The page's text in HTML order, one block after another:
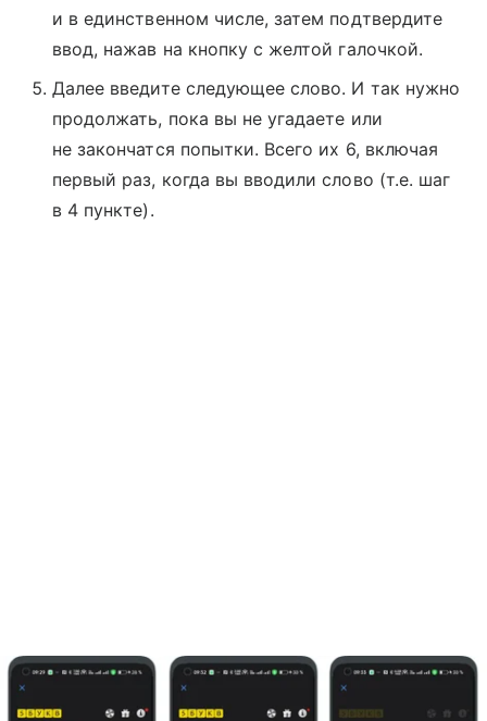
и в единственном числе, затем подтвердите
ввод, нажав на кнопку с желтой галочкой.
Далее введите следующее слово. И так нужно
продолжать, пока вы не угадаете или
не закончатся попытки. Всего их 6, включая
первый раз, когда вы вводили слово (т.е. шаг
в 4 пункте).